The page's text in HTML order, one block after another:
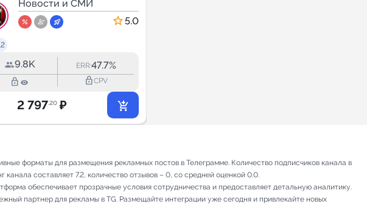
Новости и СМИ
5.0
9.8K ERR:47.7%
lock_outline lock_outlineCPV
2 797.20 ₽
форматы для размещения рекламных постов в Телеграмме. Количество подписчиков канала в
составляет 7.2, количество отзывов – 0, со средней оценкой 0.0.
обеспечивает прозрачные условия сотрудничества и предоставляет детальную аналитику.
партнер для рекламы в TG. Размещайте интеграции уже сегодня и привлекайте новых